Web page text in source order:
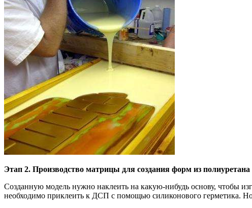
Этап 2. Производство матрицы для создания форм из
Созданную модель нужно наклеить на какую-нибудь основу, чтобы
необходимо приклеить к ДСП с помощью силиконового герметика.